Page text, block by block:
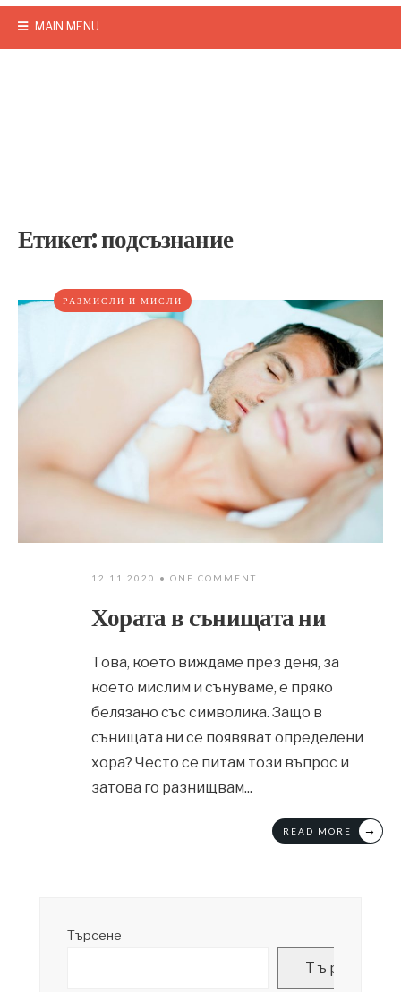
MAIN MENU
Етикет:подсъзнание
РАЗМИСЛИ И МИСЛИ
12.11.2020 • ONE COMMENT
Хората в сънищата ни
Това, което виждаме през деня, за
което мислим и сънуваме, е пряко
белязано със символика. Защо в
сънищата ни се появяват определени
хора? Често се питам този въпрос и
затова го разнищвам...
READ MORE →
Търсене
Търсене